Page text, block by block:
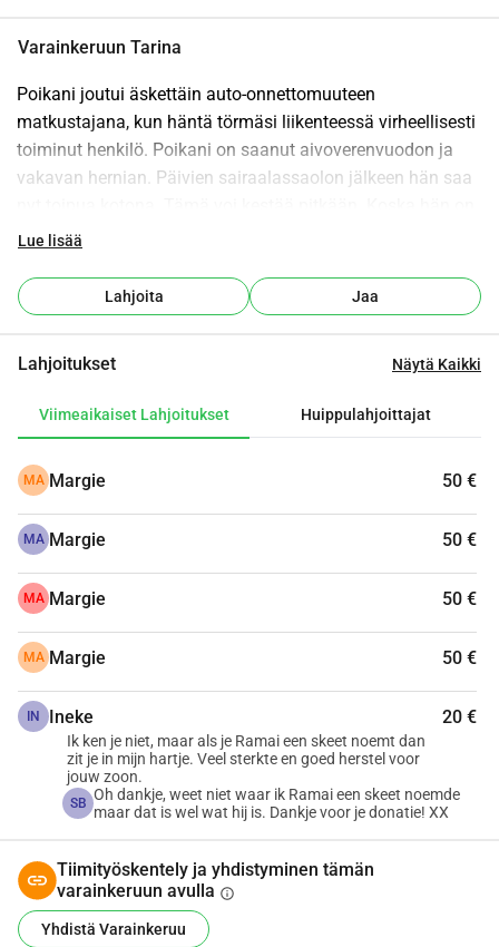
Varainkeruun Tarina
Poikani joutui äskettäin auto-onnettomuuteen
matkustajana, kun häntä törmäsi liikenteessä virheellisesti
toiminut henkilö. Poikani on saanut aivoverenvuodon ja
vakavan hernian. Päivien sairaalassaolon jälkeen hän saa
itsenäinen ammatinharjoittaja, hän ei voi ansaita tuloja ja
Korvausta on tulossa, mutta se tulee vasta, kun hän on
toipunut ja tiedetään, kuinka kauan hän on ollut ilman
ei ole mitään. Tietenkin autan häntä itse hieman, mutta se
minulla ei ole. Olisi hienoa, jos hän voisi huolehtia
korvauksen. Kuka haluaa auttaa, olkaa hyvä! Olen erittäin
kiitollinen. Jellen äiti.
Lue lisää
Lahjoita Jaa
Lahjoitukset Näytä Kaikki
Viimeaikaiset Lahjoitukset Huippulahjoittajat
MA Margie 50 €
MA Margie 50 €
MA Margie 50 €
MA Margie 50 €
IN Ineke 20 €
Ik ken je niet, maar als je Ramai een skeet noemt dan
zit je in mijn hartje. Veel sterkte en goed herstel voor
jouw zoon.
SB Oh dankje, weet niet waar ik Ramai een skeet noemde
maar dat is wel wat hij is. Dankje voor je donatie! XX
Tiimityöskentely ja yhdistyminen tämän
varainkeruun avulla info
Yhdistä Varainkeruu